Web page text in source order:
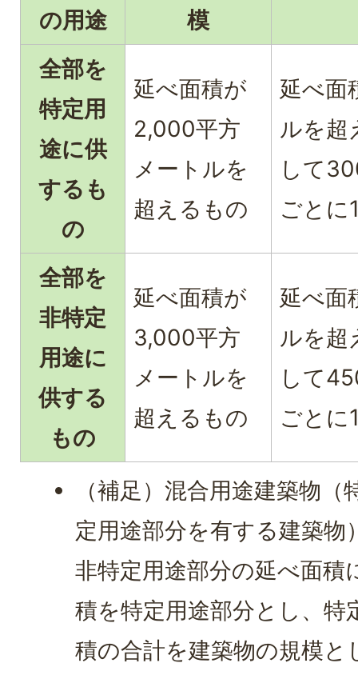
の用途
模
全部を
特定用
途に供
するも
の
延べ面積が
2,000平方
メートルを
超えるもの
延べ面
ルを超
して
ごとに
全部を
非特定
用途に
供する
もの
延べ面積が
3,000平方
メートルを
超えるもの
延べ面
ルを超
して
ごとに
（補足）混合用途建築物
定用途部分を有する建築
非特定用途部分の延べ面
積を特定用途部分とし、特
積の合計を建築物の規模